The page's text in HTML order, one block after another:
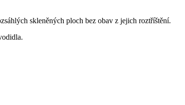
skleněných ploch bez obav z jejich roztříštění.